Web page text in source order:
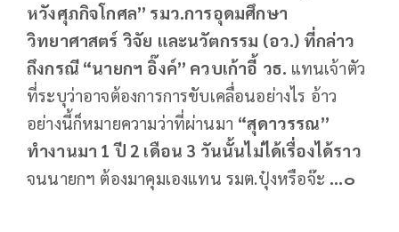
หวังศุภกิจโกศล” รมว.การอุดมศึกษา
วิทยาศาสตร์ วิจัย และนวัตกรรม (อว.) ที่กล่าว
ถึงกรณี“นายกฯ อิ๊งค์” ควบเก้าอี้ วธ. แทนเจ้าตัว
ที่ระบุว่าอาจต้องการการขับเคลื่อนอย่างไร อ้าว
อย่างนี้ก็หมายความว่าที่ผ่านมา “สุดาวรรณ”
ทำงานมา 1ปี 2 เดือน 3 วันนั้นไม่ได้เรื่องได้ราว
จนนายกฯ ต้องมาคุมเองแทน รมต.ปุ๋งหรือจ๊ะ ...๐